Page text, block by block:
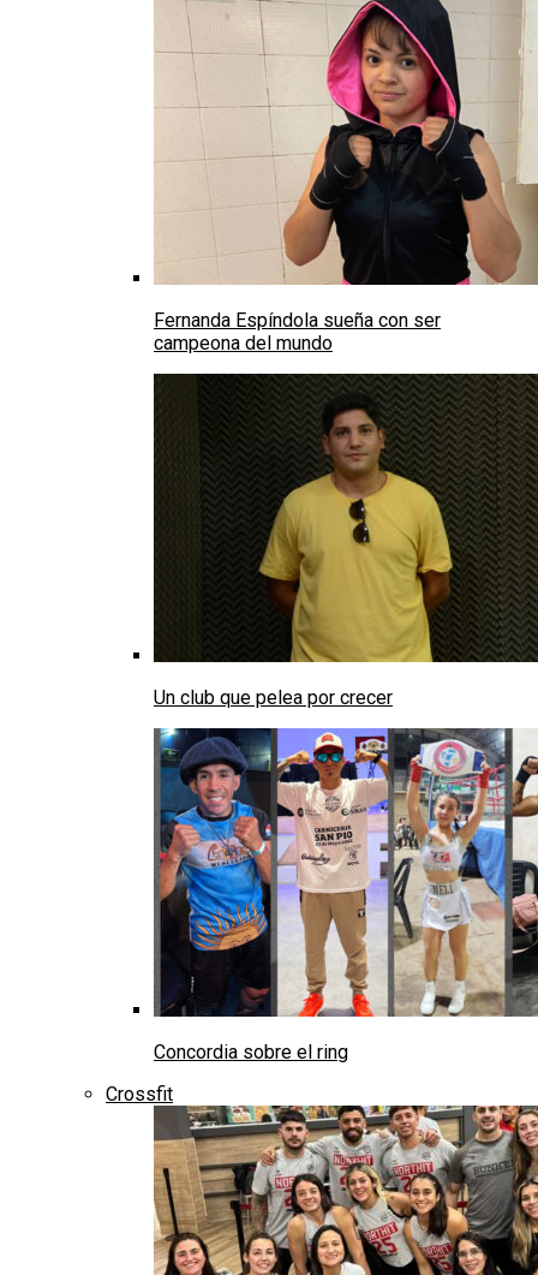
Fernanda Espíndola sueña con ser
campeona del mundo
Un club que pelea por crecer
Concordia sobre el ring
Crossfit